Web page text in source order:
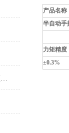
分光测色仪在手机充电器外壳颜色测量上的应用
产品名称
半自动手
力矩精度
±0.3%